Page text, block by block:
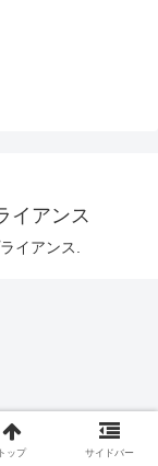
イアンス
イアンス.
トップ サイドバー